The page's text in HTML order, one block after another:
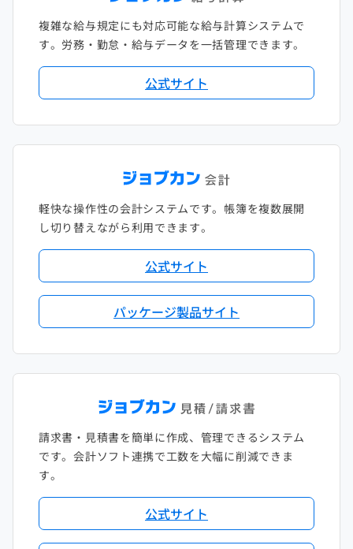
複雑な給与規定にも対応可能な給与計算システムで
す。労務・勤怠・給与データを一括管理できます。
公式サイト
軽快な操作性の会計システムです。帳簿を複数展開
し切り替えながら利用できます。
公式サイト
パッケージ製品サイト
請求書・見積書を簡単に作成、管理できるシステム
です。会計ソフト連携で工数を大幅に削減できま
す。
公式サイト